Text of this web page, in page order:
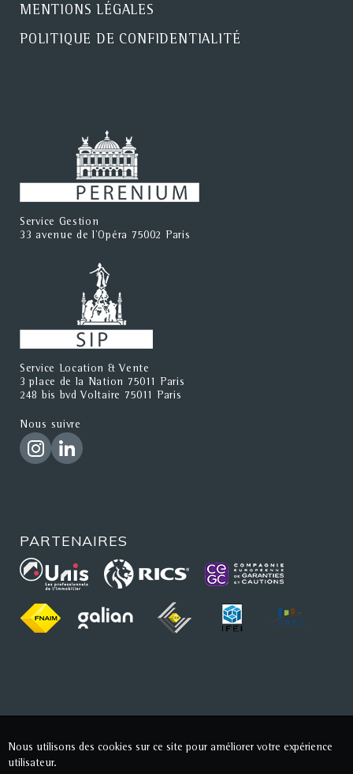
MENTIONS LÉGALES
POLITIQUE DE CONFIDENTIALITÉ
Service Gestion
33 avenue de l'Opéra 75002 Paris
Service Location & Vente
3 place de la Nation 75011 Paris
248 bis bvd Voltaire 75011 Paris
Nous suivre
PARTENAIRES
Nous utilisons des cookies sur ce site pour améliorer votre expérience
utilisateur.